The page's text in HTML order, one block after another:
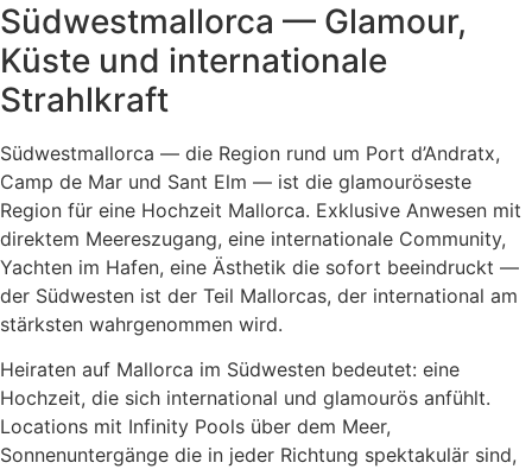
Südwestmallorca — Glamour,
Küste und internationale
Strahlkraft
Südwestmallorca — die Region rund um Port d’Andratx,
Camp de Mar und Sant Elm — ist die glamouröseste
Region für eine Hochzeit Mallorca. Exklusive Anwesen mit
direktem Meereszugang, eine internationale Community,
Yachten im Hafen, eine Ästhetik die sofort beeindruckt —
der Südwesten ist der Teil Mallorcas, der international am
stärksten wahrgenommen wird.
Heiraten auf Mallorca im Südwesten bedeutet: eine
Hochzeit, die sich international und glamourös anfühlt.
Locations mit Infinity Pools über dem Meer,
Sonnenuntergänge die in jeder Richtung spektakulär sind,